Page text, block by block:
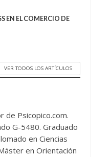
EN EL COMERCIO DE
VER TODOS LOS ARTÍCULOS
de Psicopico.com.
G-5480. Graduado
en Ciencias
en Orientación